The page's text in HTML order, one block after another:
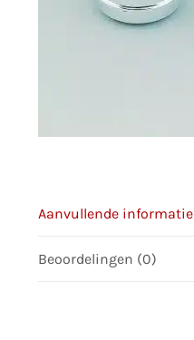
Aanvullende informatie
Beoordelingen (0)